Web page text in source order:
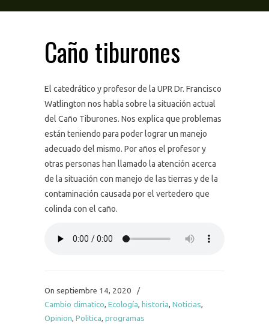
Caño tiburones
El catedrático y profesor de la UPR Dr. Francisco
Watlington nos habla sobre la situación actual
del Caño Tiburones. Nos explica que problemas
están teniendo para poder lograr un manejo
adecuado del mismo. Por años el profesor y
otras personas han llamado la atención acerca
de la situación con manejo de las tierras y de la
contaminación causada por el vertedero que
colinda con el caño.
On septiembre 14, 2020
/
Cambio climatico, Ecología, historia, Noticias,
Opinion, Politica, programas